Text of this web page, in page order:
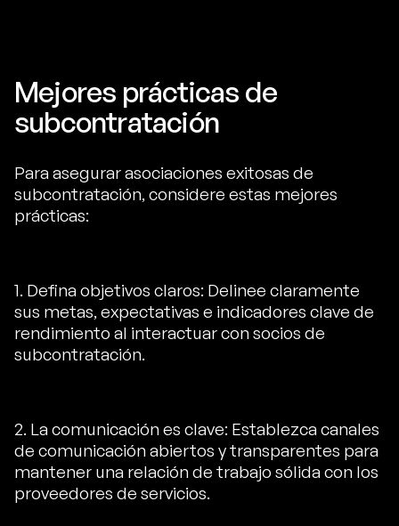
Mejores prácticas de
subcontratación
Para asegurar asociaciones exitosas de
subcontratación, considere estas mejores
prácticas:
1. Defina objetivos claros: Delinee claramente
sus metas, expectativas e indicadores clave de
rendimiento al interactuar con socios de
subcontratación.
2. La comunicación es clave: Establezca canales
de comunicación abiertos y transparentes para
mantener una relación de trabajo sólida con los
proveedores de servicios.